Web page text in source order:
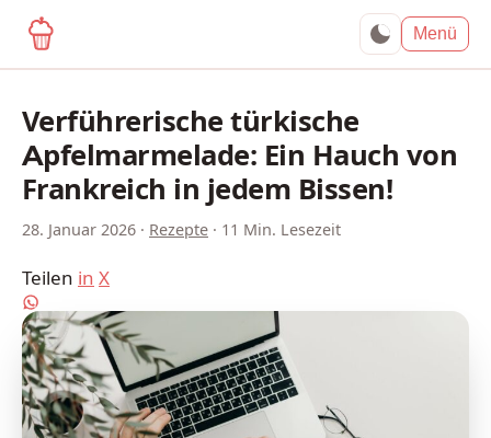
Menü
Verführerische türkische
Apfelmarmelade: Ein Hauch von
Frankreich in jedem Bissen!
28. Januar 2026 · Rezepte · 11 Min. Lesezeit
Teilen in X